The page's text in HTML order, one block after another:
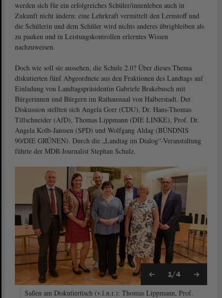
werden sich für ein erfolgreiches Schüler/innenleben auch in
Zukunft nicht ändern: eine Lehrkraft vermittelt den Lernstoff und
die Schülerin und dem Schüler wird nichts anderes übrigbleiben als
zu pauken und in Leistungskontrollen erlerntes Wissen
nachzuweisen.
Doch wie soll sie aussehen, die Schule 2.0? Über dieses Thema
diskutierten fünf Abgeordnete aus den Fraktionen des Landtags auf
Einladung von Landtagspräsidentin Gabriele Brakebusch mit
Bürgerinnen und Bürgern im Rathaussaal von Halberstadt. Der
Diskussion stellten sich Angela Gorr (CDU), Dr. Hans-Thomas
Tillschneider (AfD), Thomas Lippmann (DIE LINKE), Prof. Dr.
Angela Kolb-Janssen (SPD) und Wolfgang Aldag (BÜNDNIS
90/DIE GRÜNEN). Durch die „Landtag im Dialog“-Veranstaltung
führte der MDR-Journalist Stephan Schulz.
1/4
Saßen am Diskutiertisch (v.l.n.r.): Thomas Lippmann, Prof.